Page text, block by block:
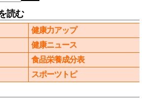
読む
健康力アップ
健康ニュース
食品栄養成分表
スポーツトピ